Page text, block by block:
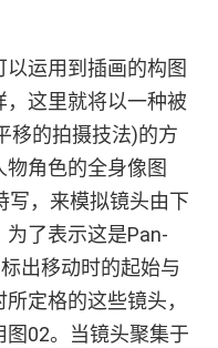
运用到插画的构图
这里就将以一种被
移的拍摄技法)的方
角色的全身像图
写，来模拟镜头由下
了表示这是Pan-
出移动时的起始与
定格的这些镜头，
02。当镜头聚集于